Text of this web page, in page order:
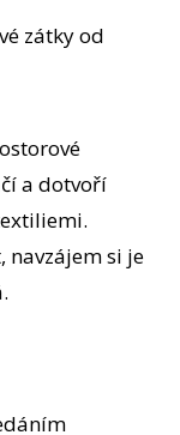
zátky od
a dotvoří
navzájem si je